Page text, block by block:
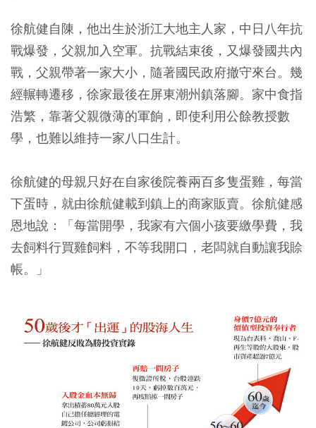
徐航健自陳，他出生於浙江大地主人家，中日八年抗
戰爆發，父親加入空軍。抗戰結束後，又爆發國共內
戰，父親帶著一家大小，隨著國民政府撤守來台。幾
經輾轉遷移，徐家最後在屏東潮州鎮落腳。家中食指
浩繁，靠著父親微薄的軍餉，即使利用公餘教授數
學，也難以維持一家八口生計。
徐航健的母親只好在自家後院養兩百多隻蛋雞，每當
下蛋時，就由徐航健載到鎮上的商家販賣。徐航健感
恩地說：「每當開學，我家有六個小孩要繳學費，我
去飼料行買雞飼料，不等我開口，老闆就自動讓我賒
帳。」